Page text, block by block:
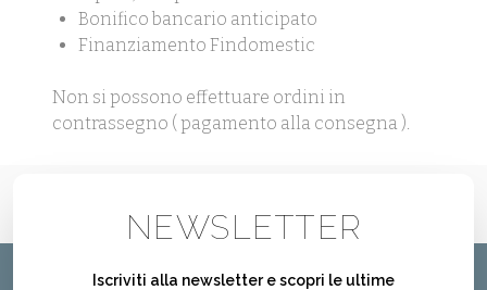
Bonifico bancario anticipato
Finanziamento Findomestic
Non si possono effettuare ordini in
contrassegno ( pagamento alla consegna ).
NEWSLETTER
Iscriviti alla newsletter e scopri le ultime